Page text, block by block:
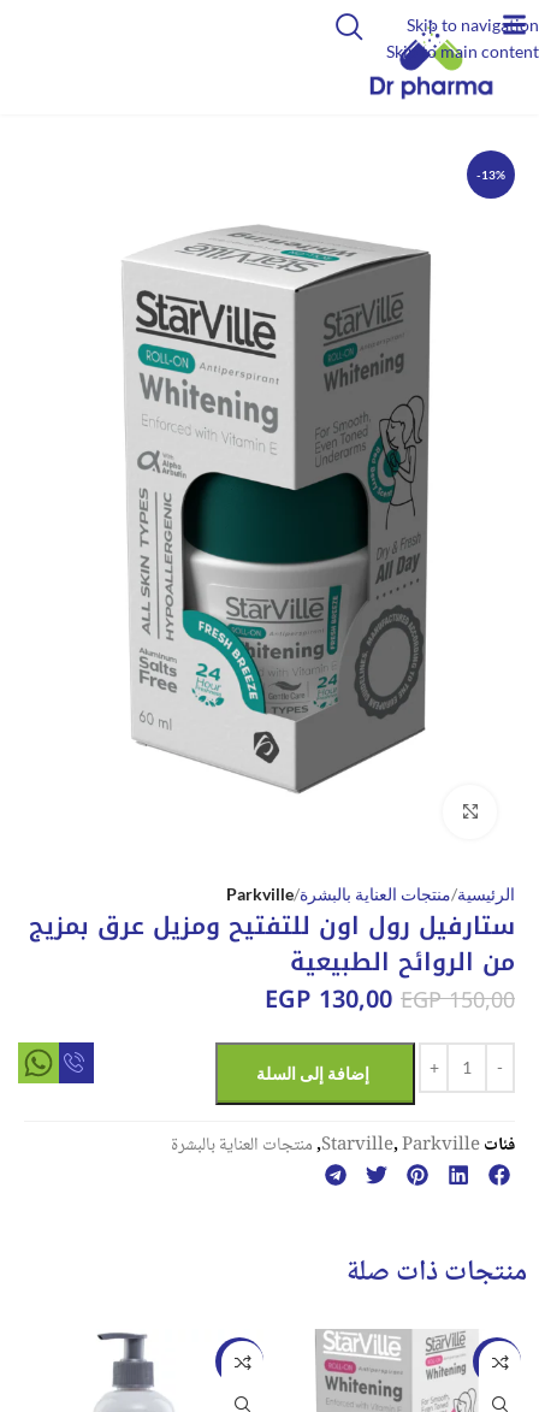
Skip to navigation
Skip to main content
-13%
الرئيسية منتجات العناية بالبشرة Parkville
ستارفيل رول اون للتفتيح ومزيل عرق بمزيج
من الروائح الطبيعية
EGP150,00
EGP 130,00
إضافة إلى السلة
فئات Starville,Parkville
,منتجات العناية بالبشرة
منتجات ذات صلة
-13%
-17%